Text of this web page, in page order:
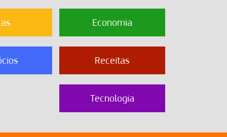
Economia
Receitas
Tecnologia